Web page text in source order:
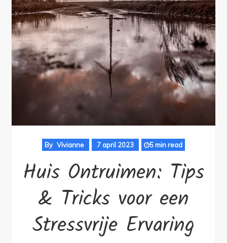
By Vivianne 7 april 2023 5 min read
Huis Ontruimen: Tips
& Tricks voor een
Stressvrije Ervaring